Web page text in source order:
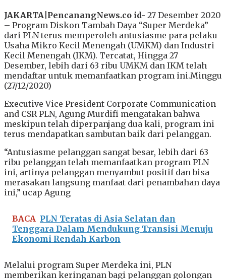
JAKARTA|PencanangNews.co id- 27 Desember 2020
– Program Diskon Tambah Daya “Super Merdeka”
dari PLN terus memperoleh antusiasme para pelaku
Usaha Mikro Kecil Menengah (UMKM) dan Industri
Kecil Menengah (IKM). Tercatat, Hingga 27
Desember, lebih dari 63 ribu UMKM dan IKM telah
mendaftar untuk memanfaatkan program ini.Minggu
(27/12/2020)
Executive Vice President Corporate Communication
and CSR PLN, Agung Murdifi mengatakan bahwa
meskipun telah diperpanjang dua kali, program ini
terus mendapatkan sambutan baik dari pelanggan.
“Antusiasme pelanggan sangat besar, lebih dari 63
ribu pelanggan telah memanfaatkan program PLN
ini, artinya pelanggan menyambut positif dan bisa
merasakan langsung manfaat dari penambahan daya
ini,” ucap Agung
BACA PLN Teratas di Asia Selatan dan
Tenggara Dalam Mendukung Transisi Menuju
Ekonomi Rendah Karbon
Melalui program Super Merdeka ini, PLN
memberikan keringanan bagi pelanggan golongan